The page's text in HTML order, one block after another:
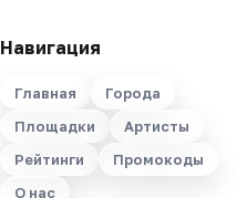
Навигация
Главная
Города
Площадки
Артисты
Рейтинги
Промокоды
О нас